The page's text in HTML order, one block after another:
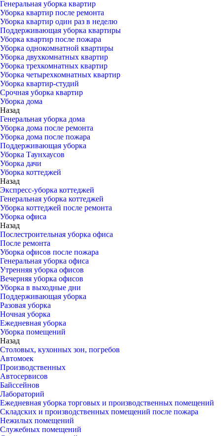
Генеральная уборка квартир
Уборка квартир после ремонта
Уборка квартир один раз в неделю
Поддерживающая уборка квартиры
Уборка квартир после пожара
Уборка однокомнатной квартиры
Уборка двухкомнатных квартир
Уборка трехкомнатных квартир
Уборка четырехкомнатных квартир
Уборка квартир-студий
Срочная уборка квартир
Уборка дома
Назад
Генеральная уборка дома
Уборка дома после ремонта
Уборка дома после пожара
Поддерживающая уборка
Уборка Таунхаусов
Уборка дачи
Уборка коттеджей
Назад
Экспресс-уборка коттеджей
Генеральная уборка коттеджей
Уборка коттеджей после ремонта
Уборка офиса
Назад
Послестроительная уборка офиса
После ремонта
Уборка офисов после пожара
Генеральная уборка офиса
Утренняя уборка офисов
Вечерняя уборка офисов
Уборка в выходные дни
Поддерживающая уборка
Разовая уборка
Ночная уборка
Ежедневная уборка
Уборка помещений
Назад
Столовых, кухонных зон, погребов
Автомоек
Производственных
Автосервисов
Байссейнов
Лабораторий
Ежедневная уборка торговых и производственных помещений
Складских и производственных помещений после пожара
Нежилых помещений
Служебных помещений